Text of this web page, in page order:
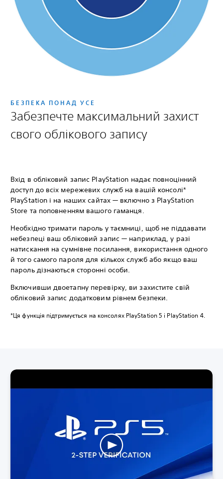
БЕЗПЕКА ПОНАД УСЕ
Забезпечте максимальний захист
свого облікового запису
Вхід в обліковий запис PlayStation надає повноцінний
доступ до всіх мережевих служб на вашій консолі*
PlayStation і на наших сайтах — включно з PlayStation
Store та поповненням вашого гаманця.
Необхідно тримати пароль у таємниці, щоб не піддавати
небезпеці ваш обліковий запис — наприклад, у разі
натискання на сумнівне посилання, використання одного
й того самого пароля для кількох служб або якщо ваш
пароль дізнаються сторонні особи.
Включивши двоетапну перевірку, ви захистите свій
обліковий запис додатковим рівнем безпеки.
*Ця функція підтримується на консолях PlayStation 5 і PlayStation 4.